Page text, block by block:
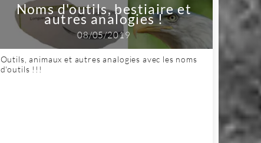
Noms d'outils, bestiaire et
autres analogies !
08/05/2019
Outils, animaux et autres analogies avec les noms
d'outils !!!